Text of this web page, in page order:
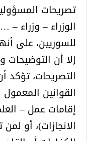
تصريحات
الوزراء – وزراء –
للسوريين، على
إلا أن
التصريحات، تؤكد
القوانين
إقامات عمل –
الانجازات)، أو